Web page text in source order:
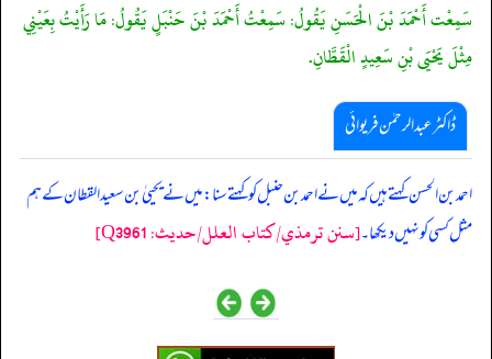
سَمِعْت أَحْمَدَ بْنَ الْحَسَنِ يَقُولُ: سَمِعْتُ أَحْمَدَ بْنَ حَنْبَلٍ يَقُولُ: مَا رَأَيْتُ بِعَيْنِي
مِثْلَ يَحْيَى بْنِ سَعِيدٍ الْقَطَّانِ.
ڈاکٹر عبدالرحمٰن فریوائی
‏‏‏‏ احمد بن الحسن کہتے ہیں کہ میں نے احمد بن حنبل کو کہتے سنا: میں نے یحییٰ بن سعید القطان کے ہم
مثل کسی کو نہیں دیکھا۔[سنن ترمذي/کتاب العلل/حدیث: Q3961]